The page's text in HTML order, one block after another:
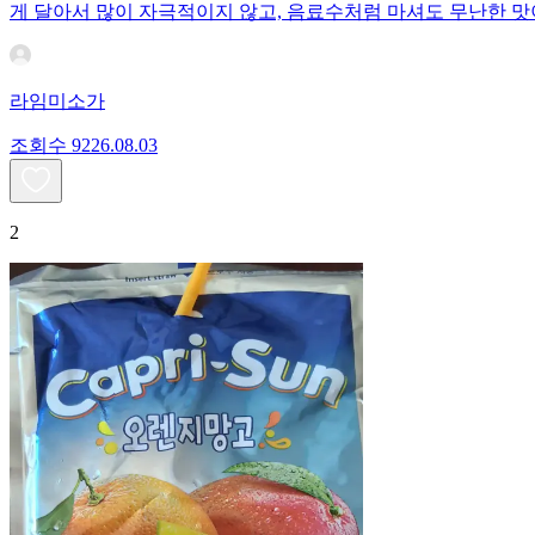
게 달아서 많이 자극적이지 않고, 음료수처럼 마셔도 무난한 맛
라임미소가
조회수 9226.08.03
2